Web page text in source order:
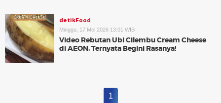
detikFood
Minggu, 17 Mei 2026 13:01 WIB
Video Rebutan Ubi Cilembu Cream Cheese
di AEON, Ternyata Begini Rasanya!
1